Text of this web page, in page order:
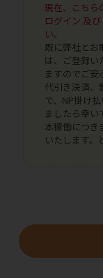
現在、こちら
ログイン 及
い。
既に弊社とお
は、ご登録い
ますのでご安
代引き決済、
で、NP掛け
ましたら幸い
本稼働につき
いたします。